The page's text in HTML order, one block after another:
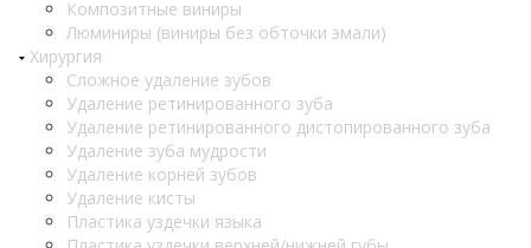
Композитные виниры
Люминиры (виниры без обточки эмали)
Хирургия
Сложное удаление зубов
Удаление ретинированного зуба
Удаление ретинированного дистопированного зуба
Удаление зуба мудрости
Удаление корней зубов
Удаление кисты
Пластика уздечки языка